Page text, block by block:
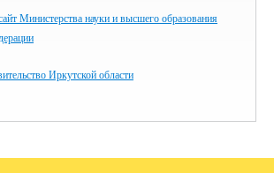
Министерства науки и высшего образования
Иркутской области